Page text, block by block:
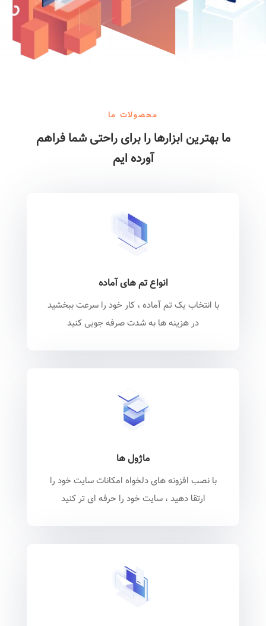
محصولات ما
ما بهترین ابزارها را برای راحتی شما فراهم
آورده ایم
انواع تم های آماده
با انتخاب یک تم آماده ، کار خود را سرعت ببخشید
در هزینه ها به شدت صرفه جویی کنید
ماژول ها
با نصب افزونه های دلخواه امکانات سایت خود را
ارتقا دهید ، سایت خود را حرفه ای تر کنید